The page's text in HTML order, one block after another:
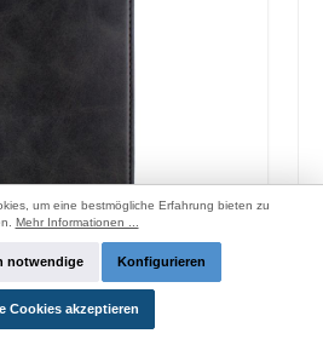
iPhone 12 mini Schwarz
um eine bestmögliche Erfahrung bieten zu
Mehr Informationen ...
notwendige Konfigurieren
Cookies akzeptieren